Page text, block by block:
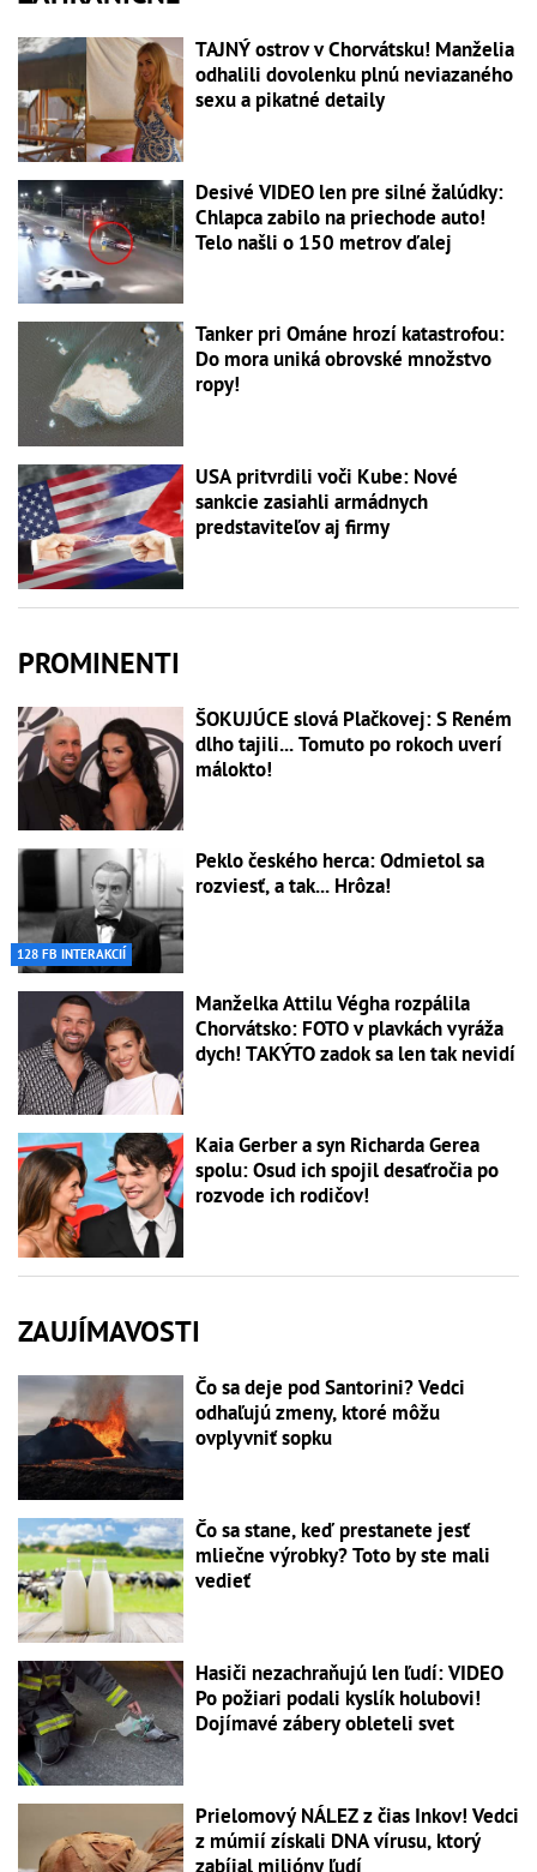
TAJNÝ ostrov v Chorvátsku! Manželia
odhalili dovolenku plnú neviazaného
sexu a pikatné detaily
Desivé VIDEO len pre silné žalúdky:
Chlapca zabilo na priechode auto!
Telo našli o 150 metrov ďalej
Tanker pri Ománe hrozí katastrofou:
Do mora uniká obrovské množstvo
ropy!
USA pritvrdili voči Kube: Nové
sankcie zasiahli armádnych
predstaviteľov aj firmy
PROMINENTI
ŠOKUJÚCE slová Plačkovej: S Reném
dlho tajili... Tomuto po rokoch uverí
málokto!
128 FB INTERAKCIÍ
Peklo českého herca: Odmietol sa
rozviesť, a tak... Hrôza!
Manželka Attilu Végha rozpálila
Chorvátsko: FOTO v plavkách vyráža
dych! TAKÝTO zadok sa len tak nevidí
Kaia Gerber a syn Richarda Gerea
spolu: Osud ich spojil desaťročia po
rozvode ich rodičov!
ZAUJÍMAVOSTI
Čo sa deje pod Santorini? Vedci
odhaľujú zmeny, ktoré môžu
ovplyvniť sopku
Čo sa stane, keď prestanete jesť
mliečne výrobky? Toto by ste mali
vedieť
Hasiči nezachraňujú len ľudí: VIDEO
Po požiari podali kyslík holubovi!
Dojímavé zábery obleteli svet
Prielomový NÁLEZ z čias Inkov! Vedci
z múmií získali DNA vírusu, ktorý
zabíjal milióny ľudí